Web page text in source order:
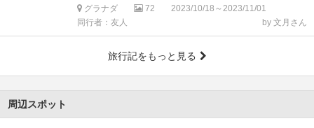
グラナダ 72
2023/10/18～2023/11/01
同行者：友人
by 文月さん
旅行記をもっと見る
周辺スポット